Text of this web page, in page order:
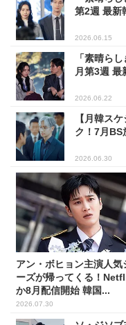
第2週 最新
2026.06.15
「素晴ら
月第3週 最
2026.06.22
【月韓ス
ク！7月BS
2026.06.30
アン・ボヒョン主演人気
ーズが帰ってくる！
か8月配信開始 韓国...
2026.07.30